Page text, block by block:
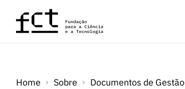
Saltar para o conteúdo principal
Home Sobre Documentos de Gestão